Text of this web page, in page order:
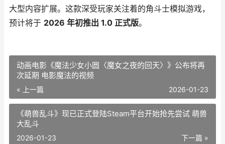
大型内容扩展。这款深受玩家关注着的角斗士模拟游戏，
预计将于 2026 年初推出 1.0 正式版。
动画电影《魔法少女小圆〈魔女之夜的回天〉》公布将再
次延期 电影魔法的视频
« 上一篇 2026-01-23
《萌兽乱斗》现已正式登陆Steam平台开始抢先尝试 萌兽
大乱斗
下一篇 »
2026-01-23